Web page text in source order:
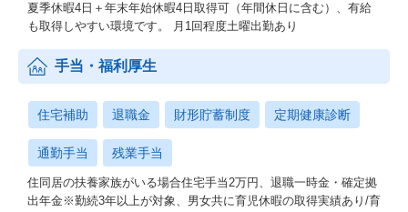
夏季休暇4日＋年末年始休暇4日取得可（年間休日に含む）、有給
も取得しやすい環境です。 月1回程度土曜出勤あり
手当・福利厚生
住宅補助 退職金 財形貯蓄制度 定期健康診断
通勤手当 残業手当
住同居の扶養家族がいる場合住宅手当2万円、退職一時金・確定拠
出年金※勤続3年以上が対象、男女共に育児休暇の取得実績あり/育